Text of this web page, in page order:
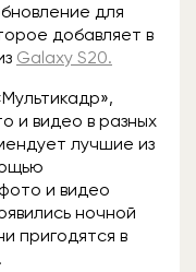
для
добавляет в
Galaxy S20.
и видео в разных
лучшие из
и видео
ночной
пригодятся в